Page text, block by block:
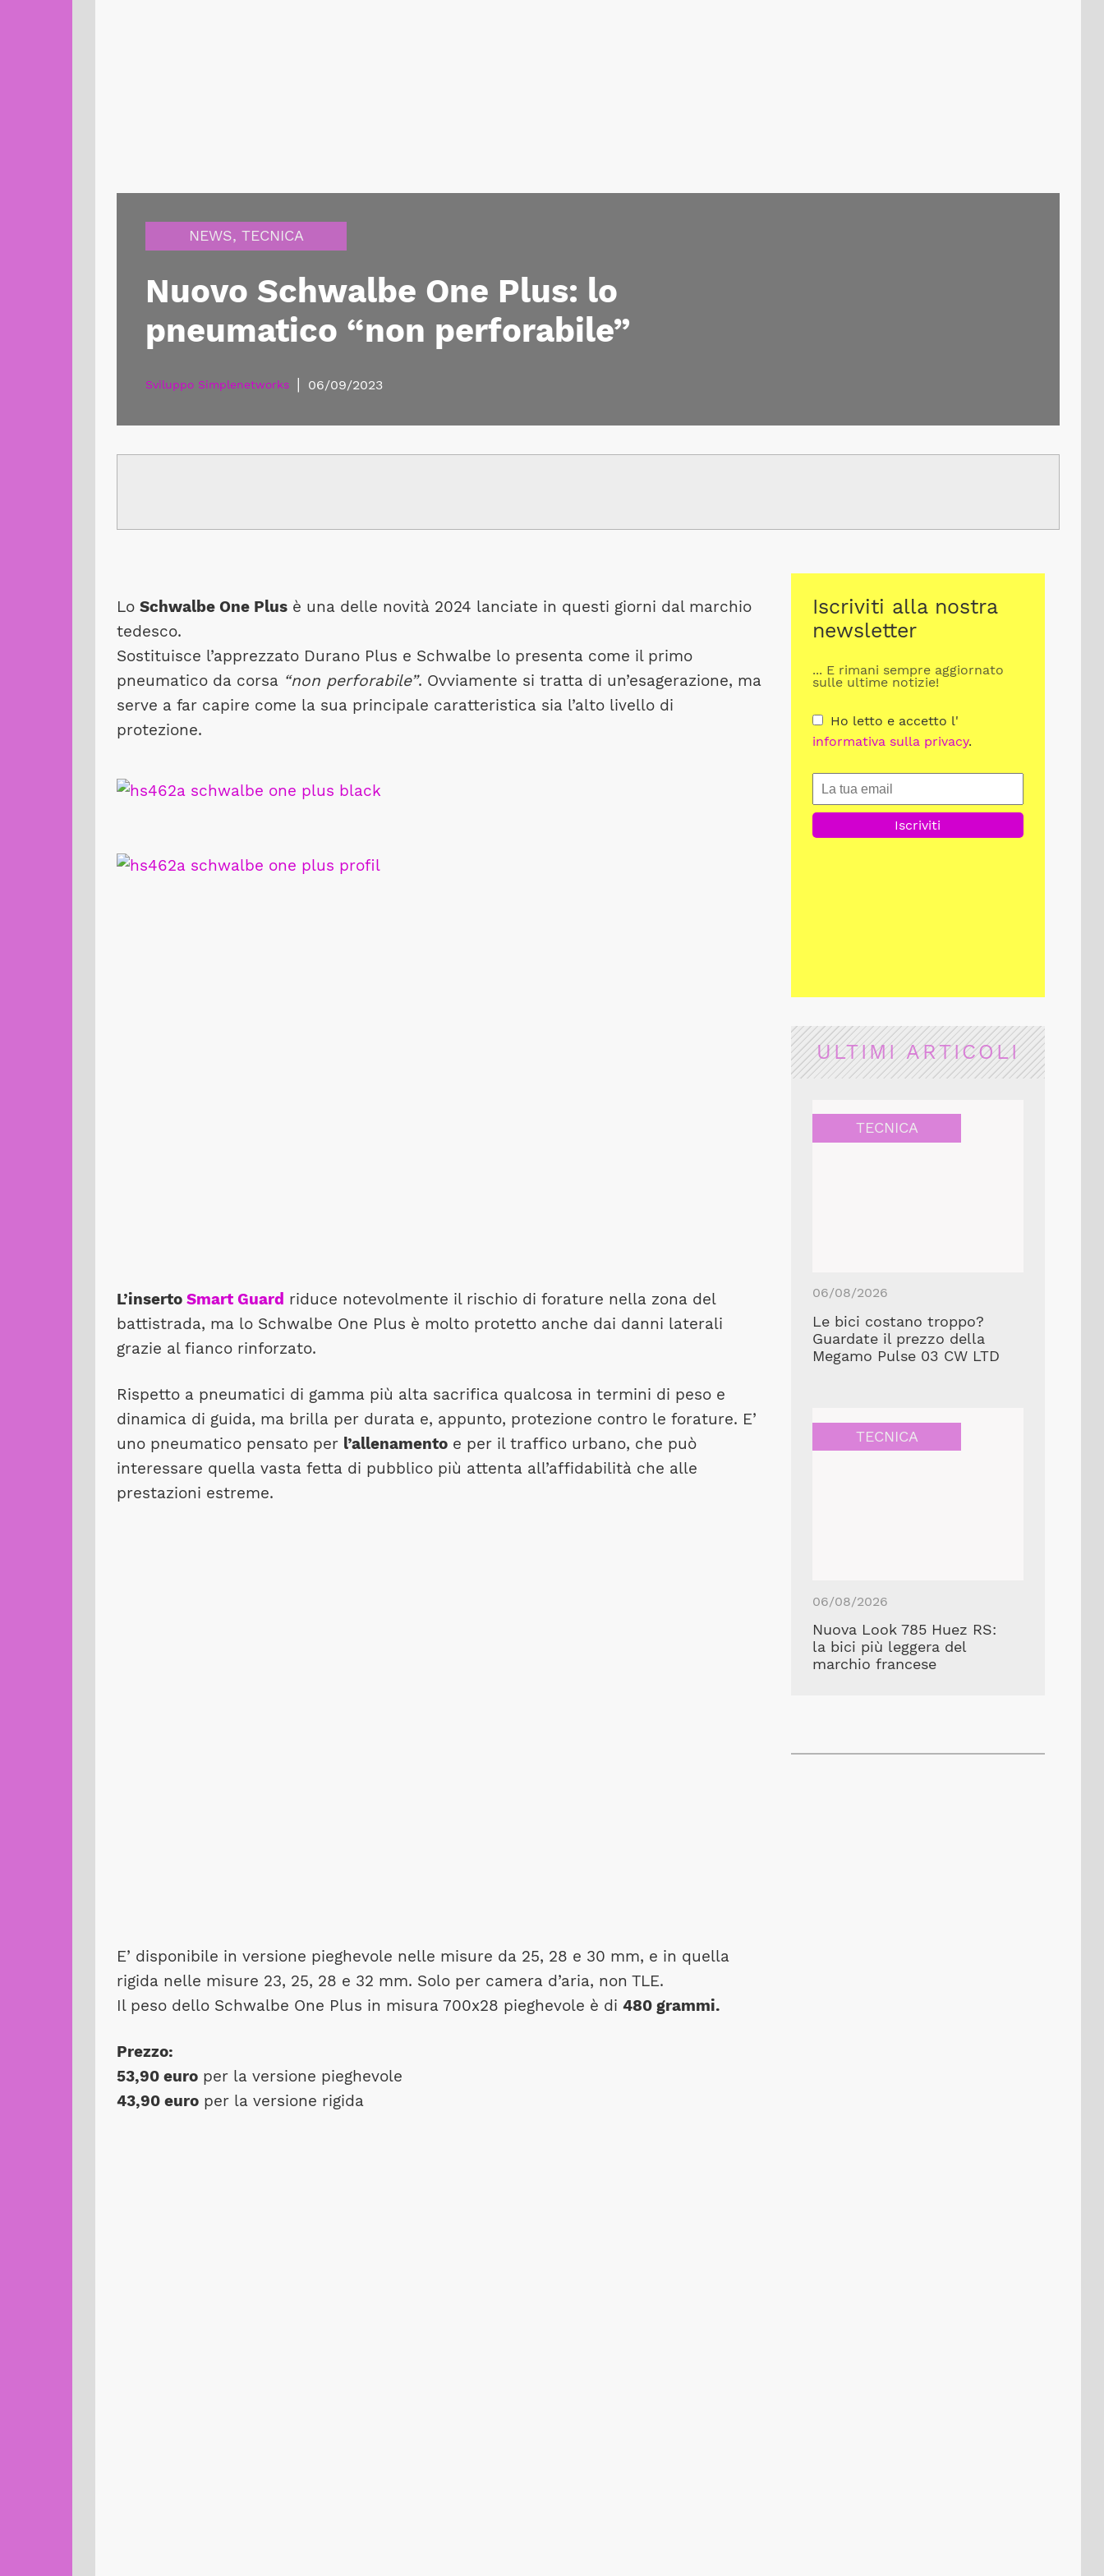
NEWS, TECNICA
Nuovo Schwalbe One Plus: lo
pneumatico “non perforabile”
Sviluppo Simplenetworks | 06/09/2023
Lo Schwalbe One Plus è una delle novità 2024 lanciate in questi giorni dal marchio
tedesco.
Sostituisce l’apprezzato Durano Plus e Schwalbe lo presenta come il primo
pneumatico da corsa “non perforabile”. Ovviamente si tratta di un’esagerazione, ma
serve a far capire come la sua principale caratteristica sia l’alto livello di
protezione.
L’inserto Smart Guard riduce notevolmente il rischio di forature nella zona del
battistrada, ma lo Schwalbe One Plus è molto protetto anche dai danni laterali
grazie al fianco rinforzato.
Rispetto a pneumatici di gamma più alta sacrifica qualcosa in termini di peso e
dinamica di guida, ma brilla per durata e, appunto, protezione contro le forature. E’
uno pneumatico pensato per l’allenamento e per il traffico urbano, che può
interessare quella vasta fetta di pubblico più attenta all’affidabilità che alle
prestazioni estreme.
E’ disponibile in versione pieghevole nelle misure da 25, 28 e 30 mm, e in quella
rigida nelle misure 23, 25, 28 e 32 mm. Solo per camera d’aria, non TLE.
Il peso dello Schwalbe One Plus in misura 700x28 pieghevole è di 480 grammi.
Prezzo:
53,90 euro per la versione pieghevole
43,90 euro per la versione rigida
Iscriviti alla nostra
newsletter
... E rimani sempre aggiornato
sulle ultime notizie!
Ho letto e accetto l'
informativa sulla privacy.
ULTIMI ARTICOLI
TECNICA
06/08/2026
Le bici costano troppo?
Guardate il prezzo della
Megamo Pulse 03 CW LTD
TECNICA
06/08/2026
Nuova Look 785 Huez RS:
la bici più leggera del
marchio francese